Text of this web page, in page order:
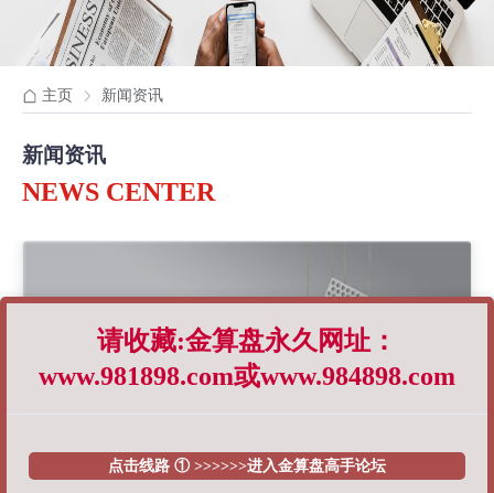
请收藏:金算盘永久网址：
www.981898.com或www.984898.com
点击线路 ① >>>>>>进入金算盘高手论坛
主页 新闻资讯
新闻资讯
NEWS CENTER